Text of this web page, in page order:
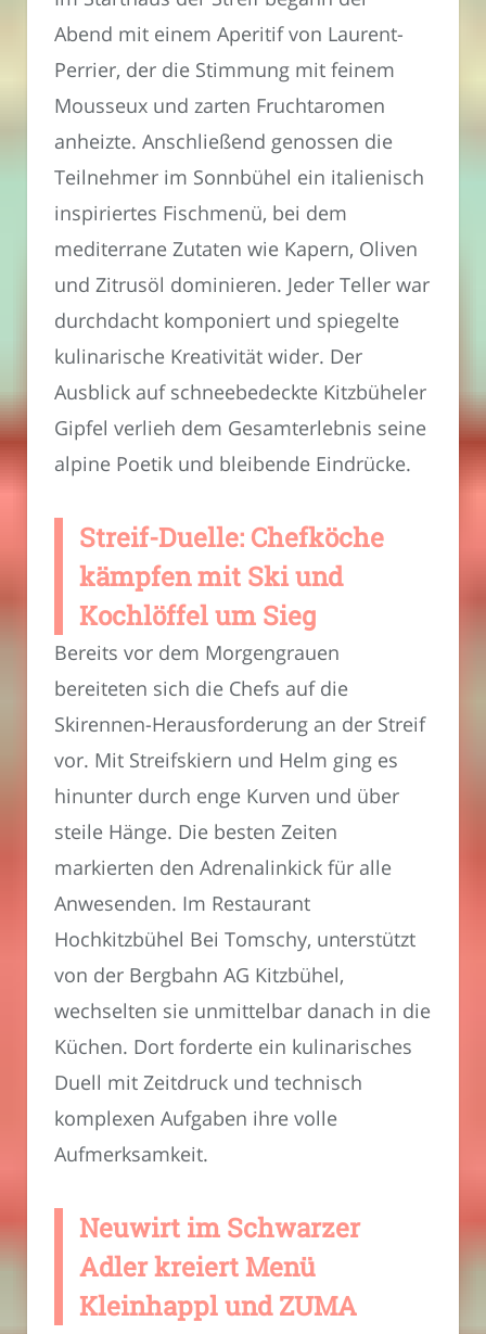
Abend mit einem Aperitif von Laurent-
Perrier, der die Stimmung mit feinem
Mousseux und zarten Fruchtaromen
anheizte. Anschließend genossen die
Teilnehmer im Sonnbühel ein italienisch
inspiriertes Fischmenü, bei dem
mediterrane Zutaten wie Kapern, Oliven
und Zitrusöl dominieren. Jeder Teller war
durchdacht komponiert und spiegelte
kulinarische Kreativität wider. Der
Ausblick auf schneebedeckte Kitzbüheler
Gipfel verlieh dem Gesamterlebnis seine
alpine Poetik und bleibende Eindrücke.
Streif-Duelle: Chefköche
kämpfen mit Ski und
Kochlöffel um Sieg
Bereits vor dem Morgengrauen
bereiteten sich die Chefs auf die
Skirennen-Herausforderung an der Streif
vor. Mit Streifskiern und Helm ging es
hinunter durch enge Kurven und über
steile Hänge. Die besten Zeiten
markierten den Adrenalinkick für alle
Anwesenden. Im Restaurant
Hochkitzbühel Bei Tomschy, unterstützt
von der Bergbahn AG Kitzbühel,
wechselten sie unmittelbar danach in die
Küchen. Dort forderte ein kulinarisches
Duell mit Zeitdruck und technisch
komplexen Aufgaben ihre volle
Aufmerksamkeit.
Neuwirt im Schwarzer
Adler kreiert Menü
Kleinhappl und ZUMA